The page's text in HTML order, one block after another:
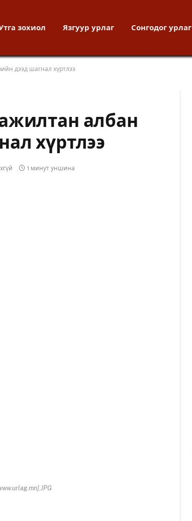
зохиол Язгуур урлаг Сонгодог урлаг
дээд шагнал хүртлээ
албан
хүртлээ
1 минут уншина